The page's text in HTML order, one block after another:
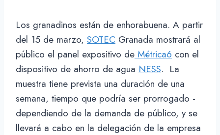
Los granadinos están de enhorabuena. A partir
del 15 de marzo, SOTEC Granada mostrará al
público el panel expositivo de Métrica6 con el
dispositivo de ahorro de agua NESS. La
muestra tiene prevista una duración de una
semana, tiempo que podría ser prorrogado -
dependiendo de la demanda de público, y se
llevará a cabo en la delegación de la empresa